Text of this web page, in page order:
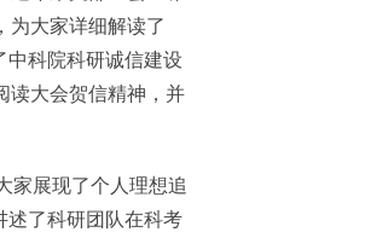
为大家详细解读了
中科院科研诚信建设
读大会贺信精神，并
展现了个人理想追
述了科研团队在科考